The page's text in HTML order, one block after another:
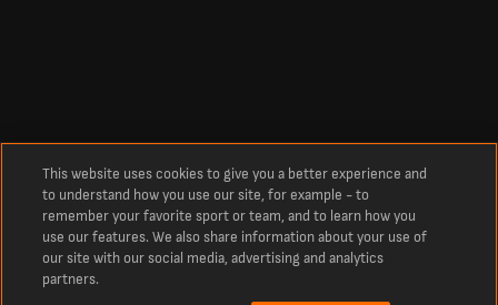
This website uses cookies to give you a better experience and
to understand how you use our site, for example - to
remember your favorite sport or team, and to learn how you
use our features. We also share information about your use of
our site with our social media, advertising and analytics
partners.